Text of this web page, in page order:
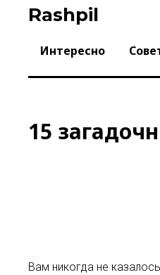
Rashpil
Интересно
15
Вам никогда не